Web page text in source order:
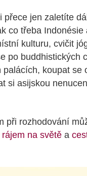
přece jen zaletíte
co třeba Indonésie
kulturu, cvičit
po buddhistických
palácích, koupat se
si asijskou
při rozhodování
na světě a